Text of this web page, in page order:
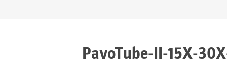
PavoTube-II-15X-